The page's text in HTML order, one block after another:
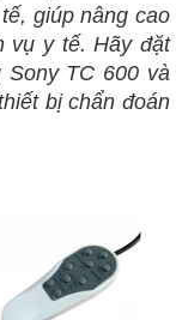
giúp nâng cao
vụ y tế. Hãy đặt
TC 600 và
bị chẩn đoán